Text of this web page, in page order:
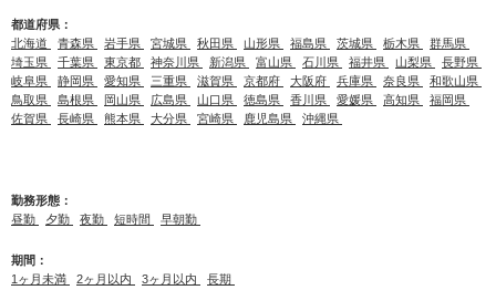
都道府県：
北海道
青森県 岩手県 宮城県 秋田県 山形県 福島県 茨城県 栃木県
群馬県
埼玉県
千葉県 東京都 神奈川県 新潟県 富山県 石川県 福井県 山梨県
長野県
岐阜県
静岡県 愛知県 三重県 滋賀県 京都府 大阪府 兵庫県 奈良県
和歌山県
鳥取県
島根県 岡山県 広島県 山口県 徳島県 香川県 愛媛県 高知県
福岡県
佐賀県
長崎県 熊本県 大分県 宮崎県 鹿児島県 沖縄県
勤務形態：
昼勤
夕勤 夜勤 短時間 早朝勤
期間：
1ヶ月未満
2ヶ月以内 3ヶ月以内 長期